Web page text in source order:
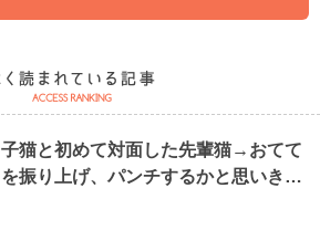
子猫と初めて対面した先輩猫→おてて
を振り上げ、パンチするかと思いき…